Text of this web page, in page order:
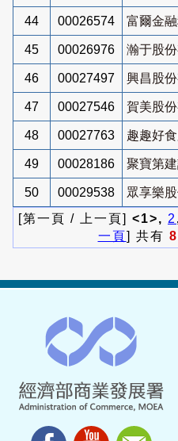
44 00026574 富爾金
45 00026976 瀚于股
46 00027497 興昌股
47 00027546 賀美股
48 00027763 趣趣好
49 00028186 聚寶第
50 00029538
眾享樂
[第一頁 / 上一頁] <1>, 2
一頁] 共有